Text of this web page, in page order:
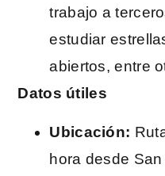
trabajo a
estudiar
abiertos, entre
Datos útiles
Ubicación:
hora desde